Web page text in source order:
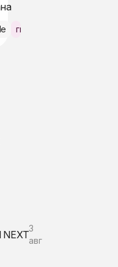
гибрид Москва
NEXT
3
авг